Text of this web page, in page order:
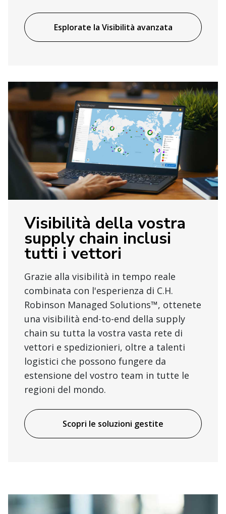
Esplorate la Visibilità avanzata
Visibilità della vostra
supply chain inclusi
tutti i vettori
Grazie alla visibilità in tempo reale
combinata con l'esperienza di C.H.
Robinson Managed Solutions™, ottenete
una visibilità end-to-end della supply
chain su tutta la vostra vasta rete di
vettori e spedizionieri, oltre a talenti
logistici che possono fungere da
estensione del vostro team in tutte le
regioni del mondo.
Scopri le soluzioni gestite